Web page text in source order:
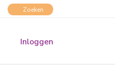
Inloggen